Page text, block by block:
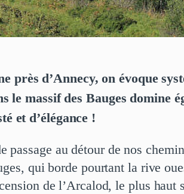
près d’Annecy, on évoque
massif des Bauges domine
et d’élégance !
passage au détour de nos
qui borde pourtant la rive
de l’Arcalod, le plus